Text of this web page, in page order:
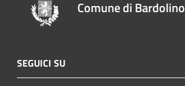
Comune di Bardolino
SEGUICI SU